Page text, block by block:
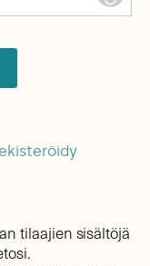
tilaajien sisältöjä